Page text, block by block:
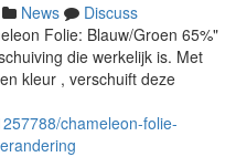
News
Discuss
Folie: Blauw/Groen 65%"
die werkelijk is. Met
kleur , verschuift deze
chameleon-folie-